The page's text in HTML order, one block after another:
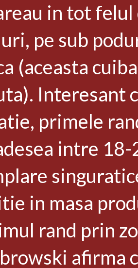
in tot felul
pe sub
(aceasta
Interesant
primele
intre
in masa
rand prin
afirma